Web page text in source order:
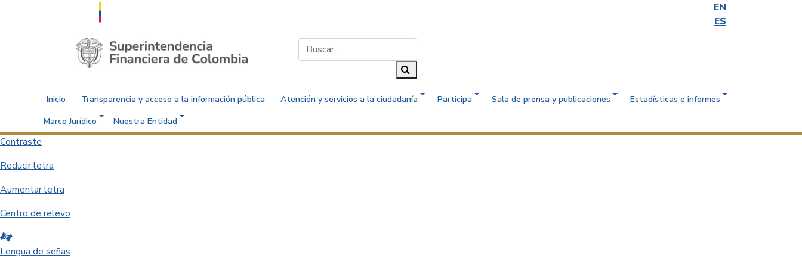
EN
ES
Saltar al contenido principal
Inicio Transparencia y acceso a la información pública Atención y servicios a la ciudadanía Participa Sala de prensa y publicaciones
Estadísticas e informes
Marco Jurídico
Nuestra Entidad
Contraste
Reducir letra
Aumentar letra
Centro de relevo
Lengua de señas